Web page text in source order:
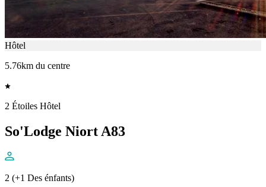
Hôtel
5.76km du centre
2 Étoiles Hôtel
So'Lodge Niort A83
2 (+1 Des énfants)